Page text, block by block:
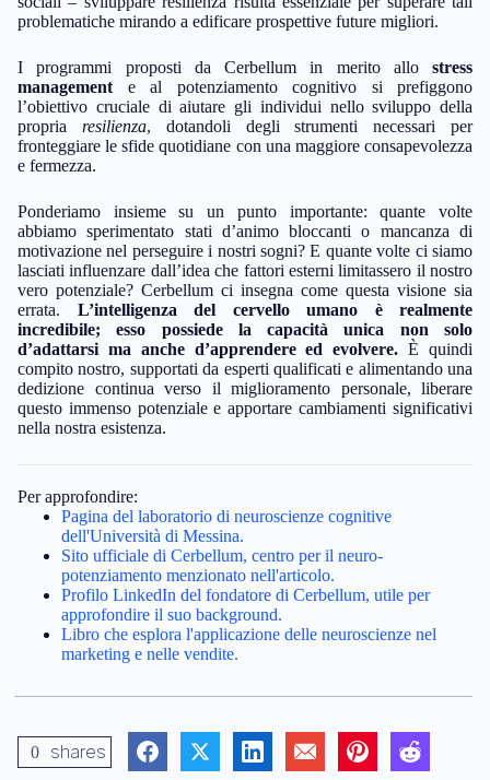
problematiche mirando a edificare prospettive future migliori.
I programmi proposti da Cerbellum in merito allo stress
management e al potenziamento cognitivo si prefiggono
l’obiettivo cruciale di aiutare gli individui nello sviluppo della
propria resilienza, dotandoli degli strumenti necessari per
fronteggiare le sfide quotidiane con una maggiore consapevolezza
e fermezza.
Ponderiamo insieme su un punto importante: quante volte
abbiamo sperimentato stati d’animo bloccanti o mancanza di
motivazione nel perseguire i nostri sogni? E quante volte ci siamo
lasciati influenzare dall’idea che fattori esterni limitassero il nostro
vero potenziale? Cerbellum ci insegna come questa visione sia
errata. L’intelligenza del cervello umano è realmente
incredibile; esso possiede la capacità unica non solo
d’adattarsi ma anche d’apprendere ed evolvere. È quindi
compito nostro, supportati da esperti qualificati e alimentando una
dedizione continua verso il miglioramento personale, liberare
questo immenso potenziale e apportare cambiamenti significativi
nella nostra esistenza.
Per approfondire:
Pagina del laboratorio di neuroscienze cognitive
dell'Università di Messina.
Sito ufficiale di Cerbellum, centro per il neuro-
potenziamento menzionato nell'articolo.
Profilo LinkedIn del fondatore di Cerbellum, utile per
approfondire il suo background.
Libro che esplora l'applicazione delle neuroscienze nel
marketing e nelle vendite.
0 shares